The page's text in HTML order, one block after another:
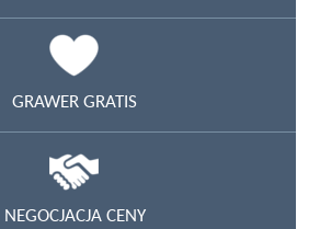
GRAWER GRATIS
NEGOCJACJA CENY